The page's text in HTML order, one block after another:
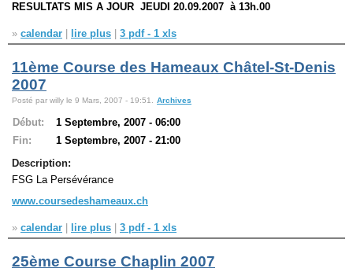
Nom d'utilisateur:
Mot de passe:
Créer un nouveau compte
Demander un nouveau mot de passe
RESULTATS MIS A JOUR JEUDI 20.09.2007 à 13h.00
» calendar lire plus 3 pdf - 1 xls
11ème Course des Hameaux Châtel-St-Denis
2007
Posté par willy le 9 Mars, 2007 - 19:51. Archives
Début:
1 Septembre, 2007 - 06:00
Fin:
1 Septembre, 2007 - 21:00
Description:
FSG La Persévérance
www.coursedeshameaux.ch
» calendar lire plus 3 pdf - 1 xls
25ème Course Chaplin 2007